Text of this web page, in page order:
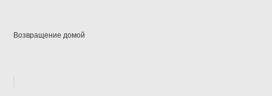
Возвращение домой